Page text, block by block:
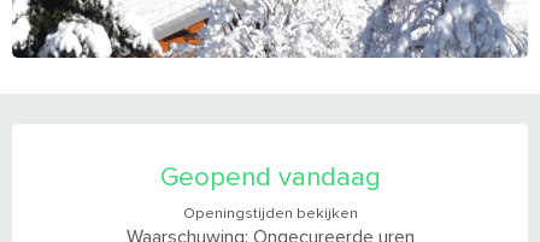
Geopend vandaag
Openingstijden bekijken